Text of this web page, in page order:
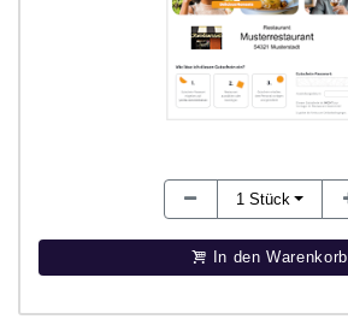
1 Stück
In den Warenkorb